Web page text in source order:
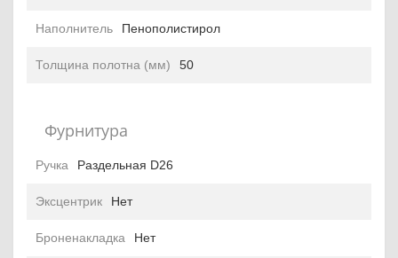
Наполнитель Пенополистирол
Толщина полотна (мм) 50
Фурнитура
Ручка Раздельная D26
Эксцентрик Нет
Броненакладка Нет